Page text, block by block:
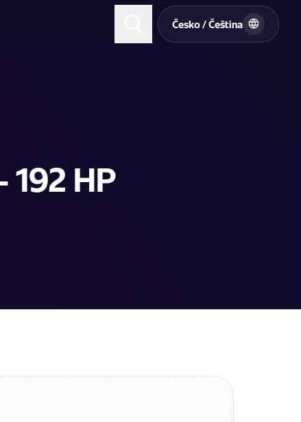
Česko / Čeština
192 HP